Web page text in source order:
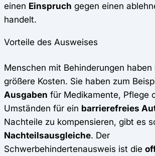
einen Einspruch gegen einen
handelt.
Vorteile des Ausweises
Menschen mit Behinderungen haben
größere Kosten. Sie haben zum
Ausgaben für Medikamente, Pflege
Umständen für ein barrierefreies
Nachteile zu kompensieren, gibt es
Nachteilsausgleiche. Der
Schwerbehindertenausweis ist die